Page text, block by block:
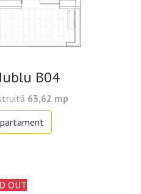
B04
63,62 mp
OUT